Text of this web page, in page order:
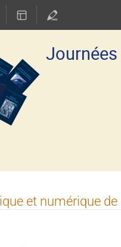
et numérique